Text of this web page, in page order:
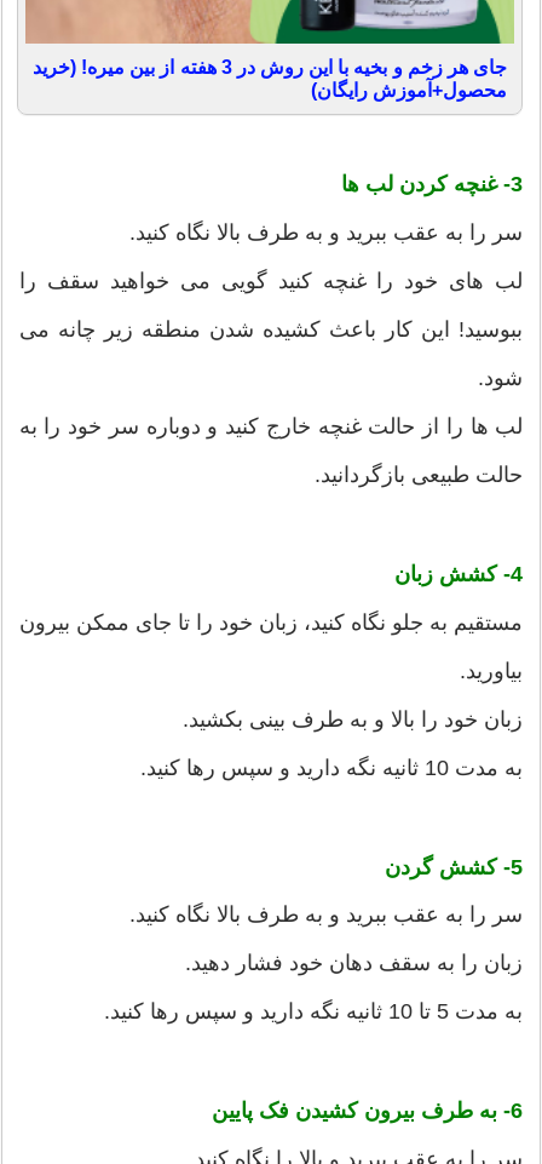
جای هر زخم و بخیه با این روش در 3 هفته از بین میره! (خرید
محصول+آموزش رایگان)
3- غنچه کردن لب ها
سر را به عقب ببرید و به طرف بالا نگاه کنید.
لب های خود را غنچه کنید گویی می خواهید سقف را
ببوسید! این کار باعث کشیده شدن منطقه زیر چانه می
شود.
لب ها را از حالت غنچه خارج کنید و دوباره سر خود را به
حالت طبیعی بازگردانید.
4- کشش زبان
مستقیم به جلو نگاه کنید، زبان خود را تا جای ممکن بیرون
بیاورید.
زبان خود را بالا و به طرف بینی بکشید.
به مدت 10 ثانیه نگه دارید و سپس رها کنید.
5- کشش گردن
سر را به عقب ببرید و به طرف بالا نگاه کنید.
زبان را به سقف دهان خود فشار دهید.
به مدت 5 تا 10 ثانیه نگه دارید و سپس رها کنید.
6- به طرف بیرون کشیدن فک پایین